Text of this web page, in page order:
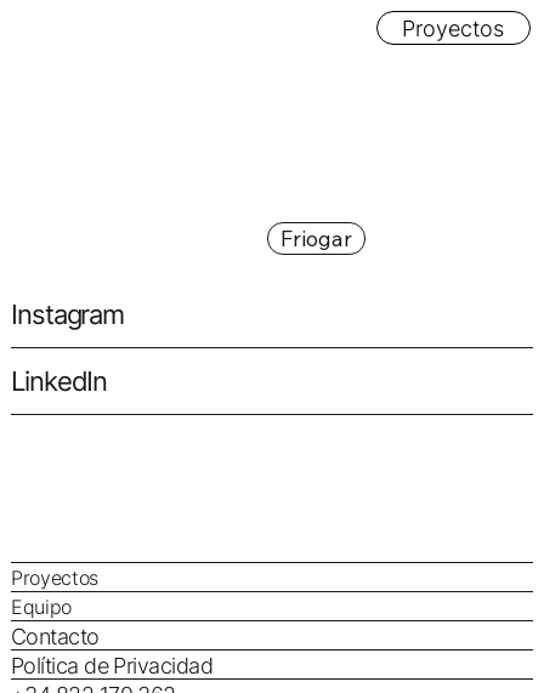
Proyectos
Friogar
Instagram
LinkedIn
Proyectos
Equipo
Contacto
Política de Privacidad